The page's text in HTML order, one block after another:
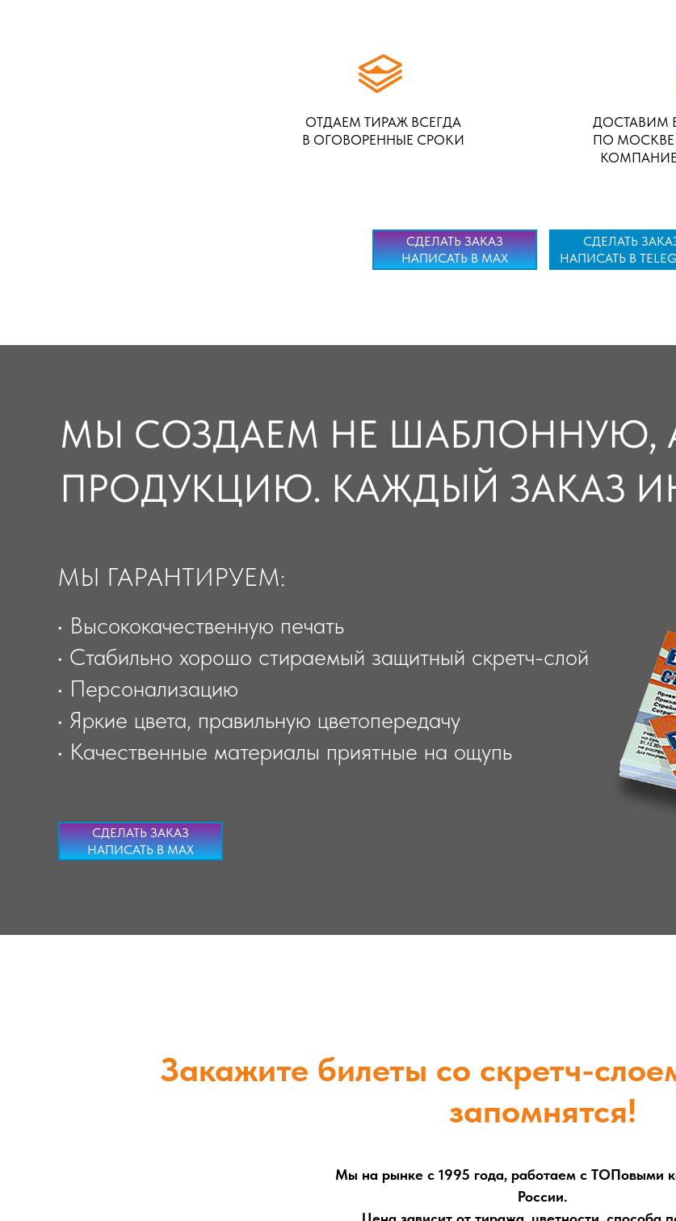
ОТДАЕМ ТИРАЖ ВСЕГДА
В ОГОВОРЕННЫЕ СРОКИ
ДОСТАВИМ
ПО МОСКВЕ
СДЕЛАТЬ ЗАКАЗ
НАПИСАТЬ В MAX
СДЕЛАТЬ
НАПИСАТЬ В
МЫ ГАРАНТИРУЕМ:
МЫ СОЗДАЕМ НЕ ШАБЛОННУЮ,
ПРОДУКЦИЮ. КАЖДЫЙ ЗАКАЗ
• Высококачественную печать
• Стабильно хорошо стираемый защитный скретч-слой
• Персонализацию
• Яркие цвета, правильную цветопередачу
• Качественные материалы приятные на ощупь
СДЕЛАТЬ ЗАКАЗ
НАПИСАТЬ В MAX
Закажите билеты со скретч-
запомнятся!
Мы на рынке с 1995 года, работаем с ТОПовыми
России.